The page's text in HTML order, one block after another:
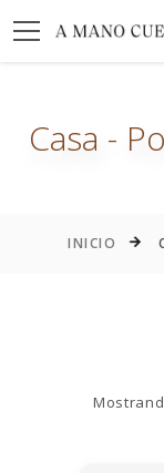
Casa -
INICIO